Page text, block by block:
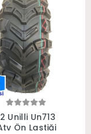
Sepete Ekle
Unilli Un713
Ön Lastiği